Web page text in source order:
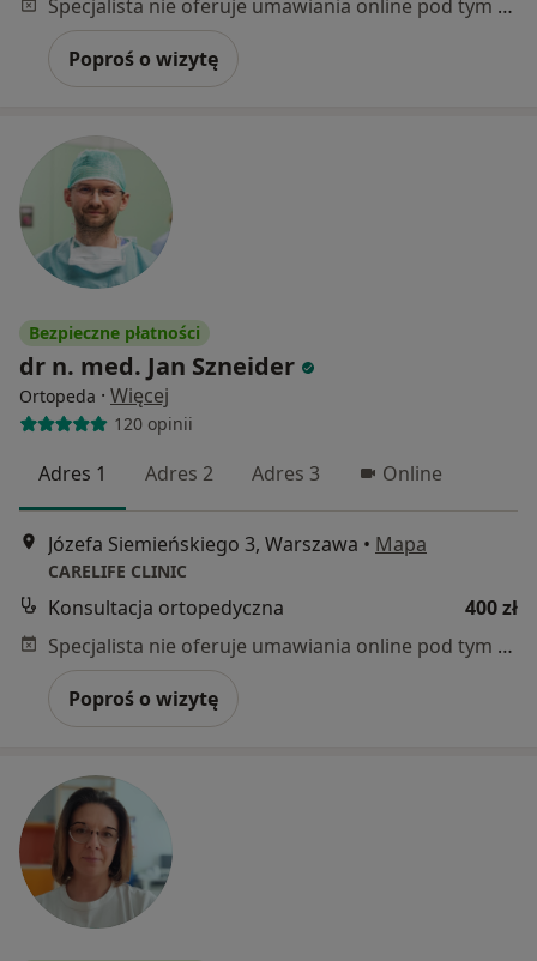
Specjalista nie oferuje umawiania online pod tym adresem.
Poproś o wizytę
Bezpieczne płatności
dr n. med. Jan Szneider
Ortopeda · Więcej
120 opinii
Adres 1 Adres 2 Adres 3 Online
Józefa Siemieńskiego 3, Warszawa • Mapa
CARELIFE CLINIC
Konsultacja ortopedyczna
400 zł
Specjalista nie oferuje umawiania online pod tym adresem.
Poproś o wizytę